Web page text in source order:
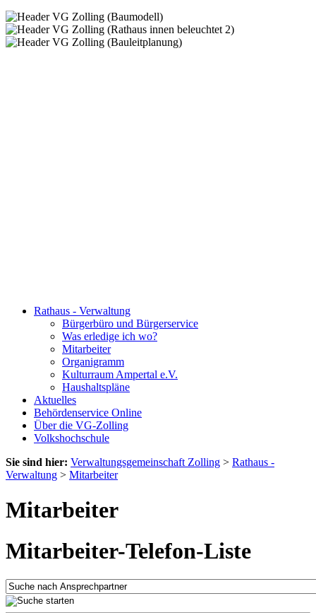
Rathaus - Verwaltung
Bürgerbüro und Bürgerservice
Was erledige ich wo?
Mitarbeiter
Organigramm
Kulturraum Ampertal e.V.
Haushaltspläne
Aktuelles
Behördenservice Online
Über die VG-Zolling
Volkshochschule
Sie sind hier: Verwaltungsgemeinschaft Zolling > Rathaus -
Verwaltung > Mitarbeiter
Mitarbeiter
Mitarbeiter-Telefon-Liste